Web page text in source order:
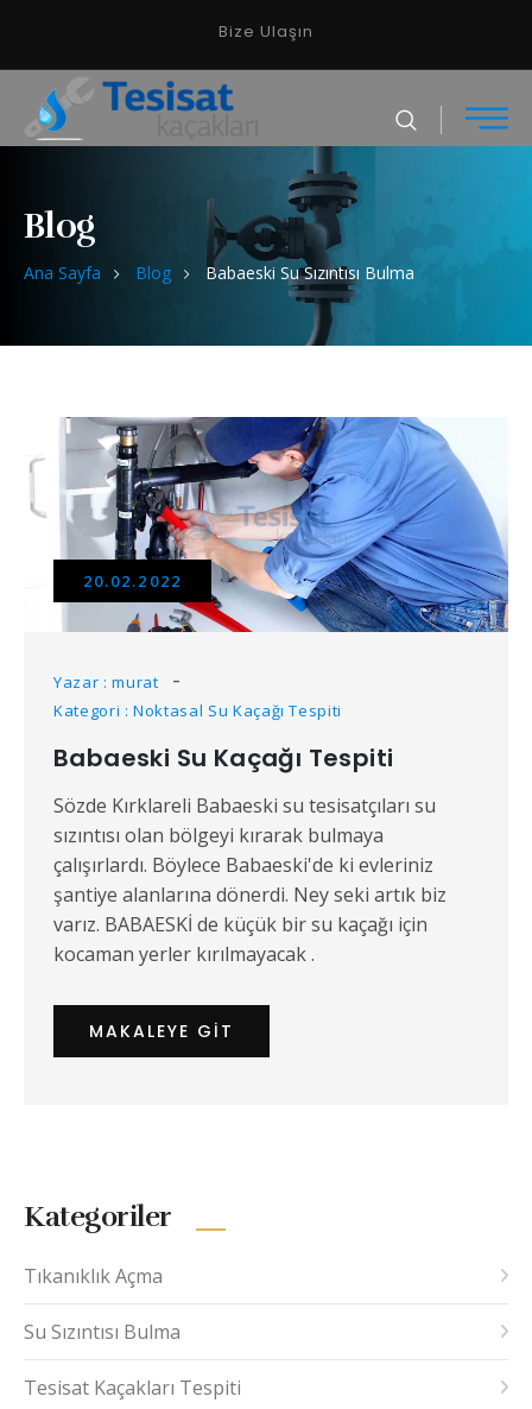
Bize Ulaşın
Blog
Ana Sayfa Blog Babaeski Su Sızıntısı Bulma
20.02.2022
Yazar : murat
Kategori : Noktasal Su Kaçağı Tespiti
Babaeski Su Kaçağı Tespiti
Sözde Kırklareli Babaeski su tesisatçıları su
sızıntısı olan bölgeyi kırarak bulmaya
çalışırlardı. Böylece Babaeski'de ki evleriniz
şantiye alanlarına dönerdi. Ney seki artık biz
varız. BABAESKİ de küçük bir su kaçağı için
kocaman yerler kırılmayacak .
MAKALEYE GIT
Kategoriler
Tıkanıklık Açma
Su Sızıntısı Bulma
Tesisat Kaçakları Tespiti